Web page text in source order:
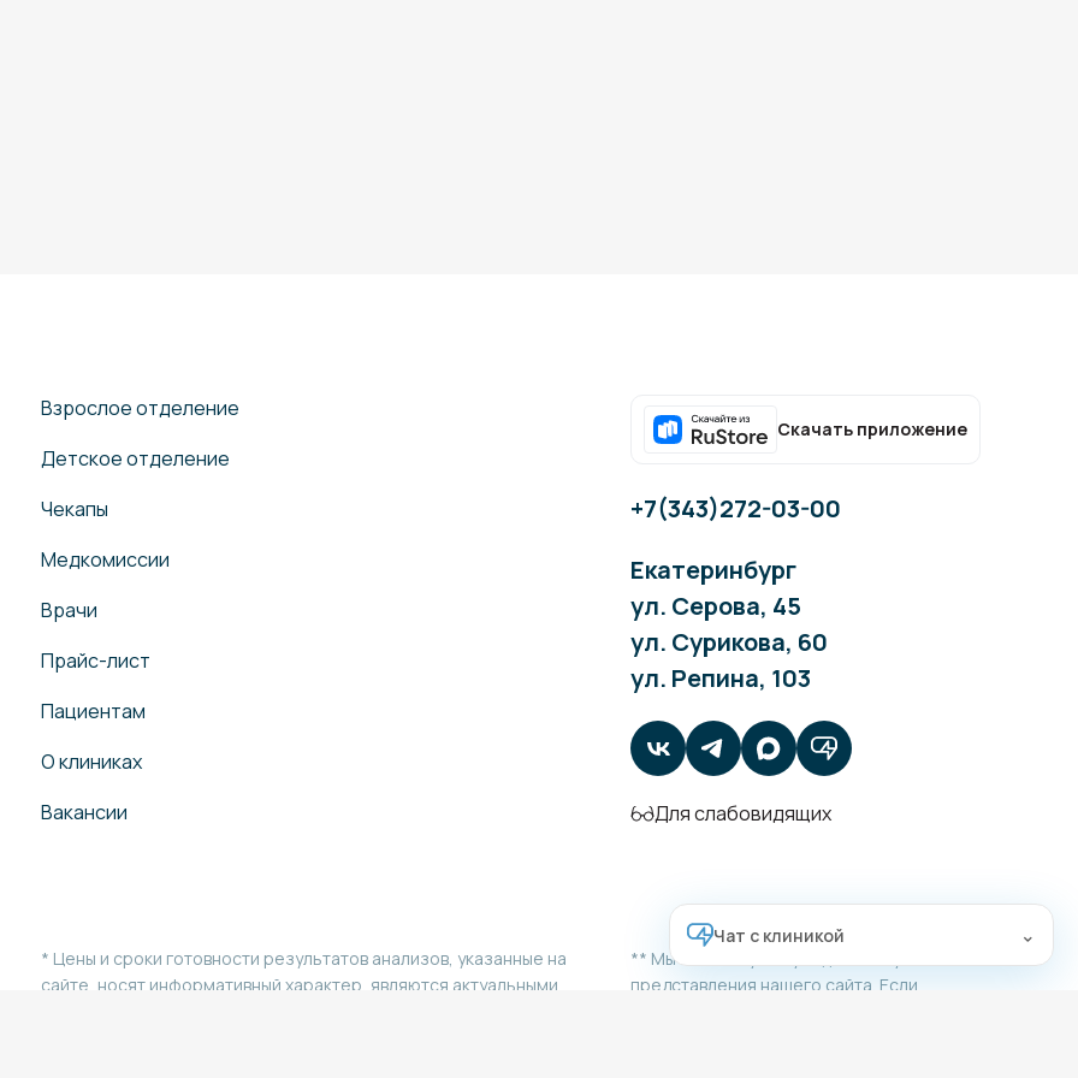
Чат с клиникой ⌃
Взрослое отделение
Детское отделение
Чекапы
Медкомиссии
Врачи
Прайс-лист
Пациентам
О клиниках
Вакансии
Скачать приложение
+7(343)272-03-00
Екатеринбург
ул. Серова, 45
ул. Сурикова, 60
ул. Репина, 103
Для слабовидящих
* Цены и сроки готовности результатов анализов, указанные на
сайте, носят информативный характер, являются актуальными
** Мы используем куки для наилучшего
представления нашего сайта. Если